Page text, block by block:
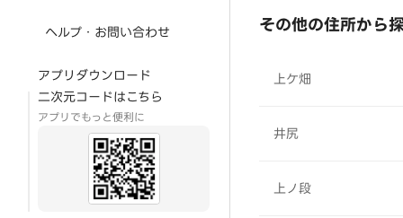
ヘルプ・お問い合わせ
アプリダウンロード
二次元コードはこちら
アプリでもっと便利に
その他の住所から
上ケ畑
井尻
上ノ段